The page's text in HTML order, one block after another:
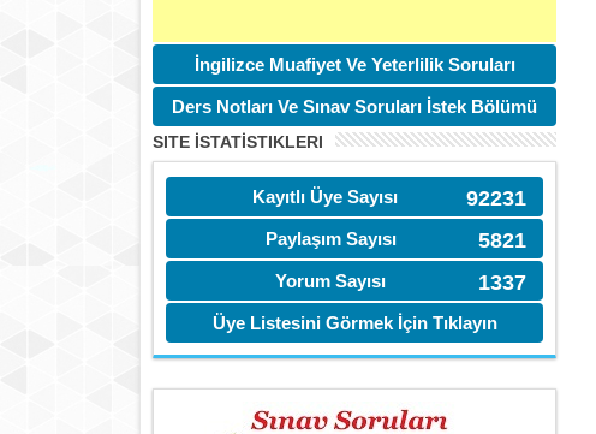
İngilizce Muafiyet Ve Yeterlilik Soruları
Ders Notları Ve Sınav Soruları İstek Bölümü
SITE İSTATİSTIKLERI
92231
Kayıtlı Üye Sayısı
5821
Paylaşım Sayısı
1337
Yorum Sayısı
Üye Listesini Görmek İçin Tıklayın